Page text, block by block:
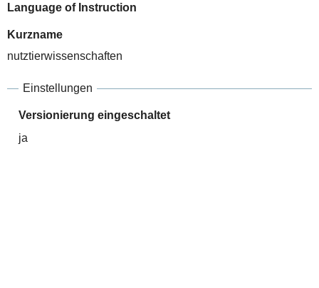
Language of Instruction
Kurzname
nutztierwissenschaften
Einstellungen
Versionierung eingeschaltet
ja